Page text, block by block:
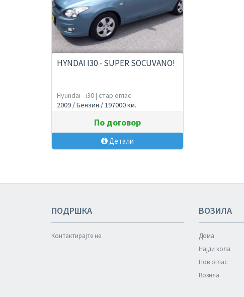
HYNDAI I30 - SUPER SOCUVANO!
Hyundai - i30 | стар оглас
2009 / Бензин / 197000 км.
По договор
Детали
ПОДРШКА
Контактирајте не
ВОЗИЛА
Дома
Најди кола
Нов оглас
Возила